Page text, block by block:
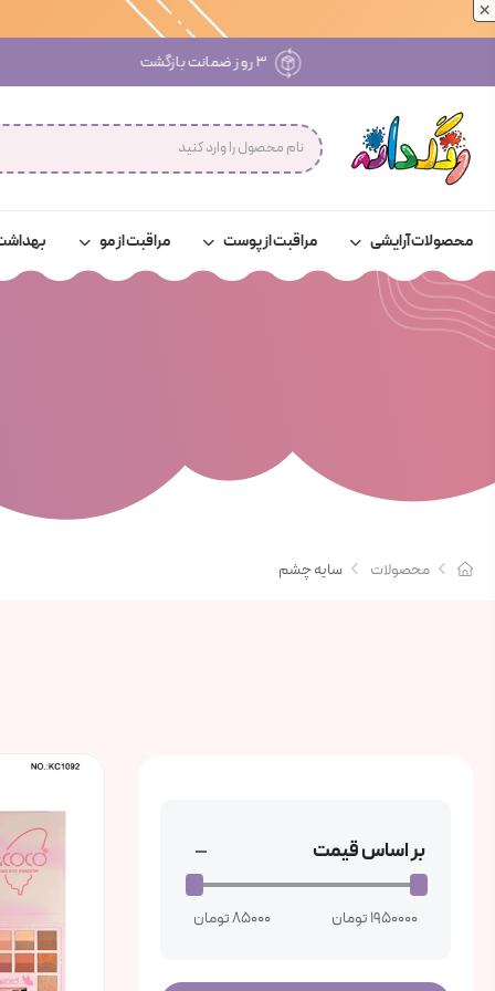
×
پرداخت امن با درگاه‌های معتبر بانکی
محصولات آرایشی مراقبت از پوست مراقبت از مو
محصولات سایه چشم
بر اساس قیمت
85000 تومان 1950000 تومان